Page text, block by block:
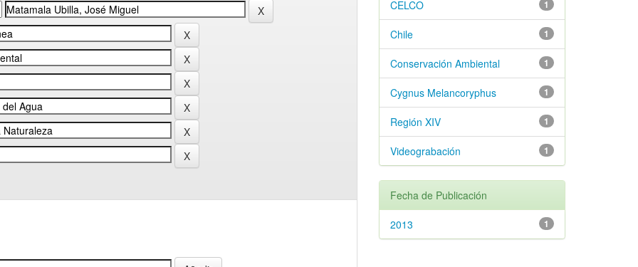
1
CELCO
1
Chile
1
Conservación Ambiental
1
Cygnus Melancoryphus
1
Región XIV
1
Videograbación
Fecha de Publicación
1
2013